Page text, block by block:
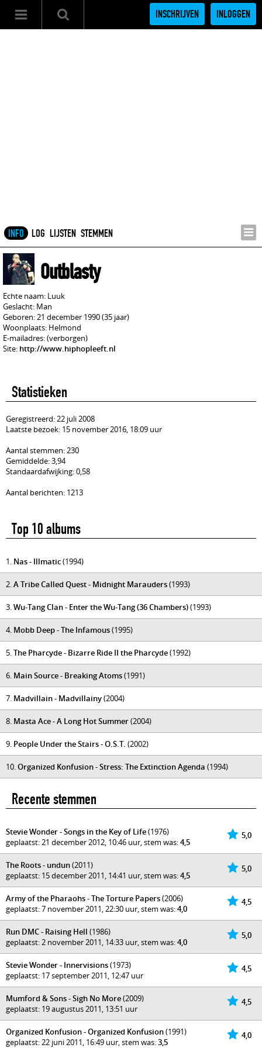
INSCHRIJVEN INLOGGEN
INFO LOG LIJSTEN STEMMEN
Outblasty
Echte naam: Luuk
Geslacht: Man
Geboren: 21 december 1990 (35 jaar)
Woonplaats: Helmond
E-mailadres: (verborgen)
Site: http://www.hiphopleeft.nl
Statistieken
Geregistreerd: 22 juli 2008
Laatste bezoek: 15 november 2016, 18:09 uur
Aantal stemmen: 230
Gemiddelde: 3,94
Standaardafwijking: 0,58
Aantal berichten: 1213
Top 10 albums
1. Nas - Illmatic(1994)
2.A Tribe Called Quest - Midnight Marauders(1993)
3.Wu-Tang Clan - Enter the Wu-Tang (36 Chambers)(1993)
4. Mobb Deep - The Infamous(1995)
5.The Pharcyde - Bizarre Ride II the Pharcyde(1992)
6. Main Source - Breaking Atoms(1991)
7. Madvillain - Madvillainy(2004)
8. Masta Ace - A Long Hot Summer(2004)
9. People Under the Stairs - O.S.T. (2002)
10.Organized Konfusion - Stress: The Extinction Agenda (1994)
Recente stemmen
5,0
Stevie Wonder - Songs in the Key of Life(1976)
geplaatst: 21 december 2012, 10:46 uur, stem was:4,5
5,0
The Roots - undun(2011)
geplaatst: 15 december 2011, 14:41 uur, stem was:4,5
4,5
Army of the Pharaohs - The Torture Papers(2006)
geplaatst: 7 november 2011, 22:30 uur, stem was:4,0
5,0
Run DMC - Raising Hell (1986)
geplaatst: 2 november 2011, 14:33 uur, stem was:4,0
4,5
Stevie Wonder - Innervisions(1973)
geplaatst: 17 september 2011, 12:47 uur
4,5
Mumford & Sons - Sigh No More(2009)
geplaatst: 19 augustus 2011, 13:51 uur
4,0
Organized Konfusion - Organized Konfusion(1991)
geplaatst: 22 juni 2011, 16:49 uur, stem was:3,5